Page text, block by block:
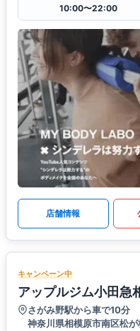
10:00〜22:00
店舗情報
キャンペーン中
アップルジム小田急
さがみ野駅から車で10分
神奈川県相模原市南区松